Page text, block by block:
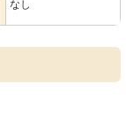
なし